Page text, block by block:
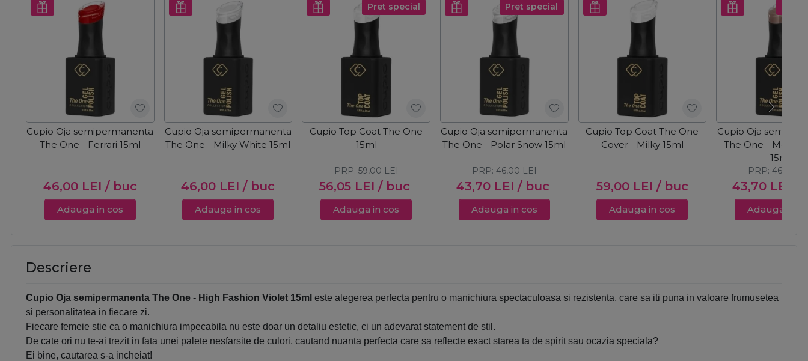
Cupio Oja semipermanenta
The One - Ferrari 15ml
46,00 LEI / buc
Adauga in cos
Cupio Oja semipermanenta
The One - Milky White 15ml
46,00 LEI / buc
Adauga in cos
Pret special
Cupio Top Coat The One
15ml
56,05 LEI / buc
PRP: 59,00 LEI
Adauga in cos
Pret special
Cupio Oja semipermanenta
The One - Polar Snow 15ml
43,70 LEI / buc
PRP: 46,00 LEI
Adauga in cos
Cupio Top Coat The One
Cover - Milky 15ml
59,00 LEI / buc
Adauga in cos
Cupio Oja
The One - Mocha
15ml
43,70 LEI
PRP:46,00
Adauga in
Descriere
Cupio Oja semipermanenta The One - High Fashion Violet 15ml este alegerea perfecta pentru o manichiura spectaculoasa si rezistenta, care sa iti puna in valoare frumusetea
si personalitatea in fiecare zi.
Fiecare femeie stie ca o manichiura impecabila nu este doar un detaliu estetic, ci un adevarat statement de stil.
De cate ori nu te-ai trezit in fata unei palete nesfarsite de culori, cautand nuanta perfecta care sa reflecte exact starea ta de spirit sau ocazia speciala?
Ei bine, cautarea s-a incheiat!